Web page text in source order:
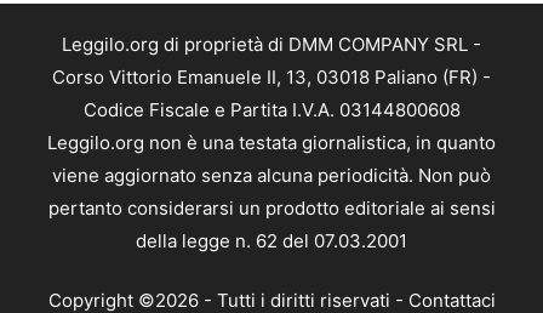
Leggilo.org di proprietà di DMM COMPANY SRL -
Corso Vittorio Emanuele II, 13, 03018 Paliano (FR) -
Codice Fiscale e Partita I.V.A. 03144800608
Leggilo.org non è una testata giornalistica, in quanto
viene aggiornato senza alcuna periodicità. Non può
pertanto considerarsi un prodotto editoriale ai sensi
della legge n. 62 del 07.03.2001
Copyright ©2026 - Tutti i diritti riservati - Contattaci